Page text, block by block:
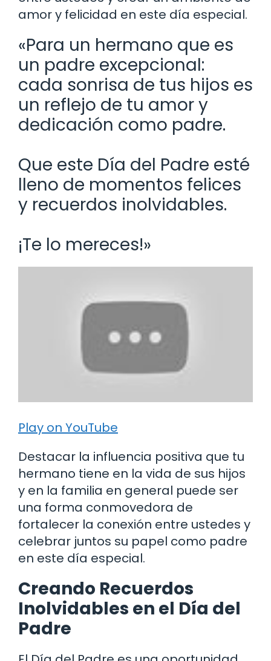
amor y felicidad en este día especial.
«Para un hermano que es
un padre excepcional:
cada sonrisa de tus hijos es
un reflejo de tu amor y
dedicación como padre.
Que este Día del Padre esté
lleno de momentos felices
y recuerdos inolvidables.
¡Te lo mereces!»
Play on YouTube
Destacar la influencia positiva que tu
hermano tiene en la vida de sus hijos
y en la familia en general puede ser
una forma conmovedora de
fortalecer la conexión entre ustedes y
celebrar juntos su papel como padre
en este día especial.
Creando Recuerdos
Inolvidables en el Día del
Padre